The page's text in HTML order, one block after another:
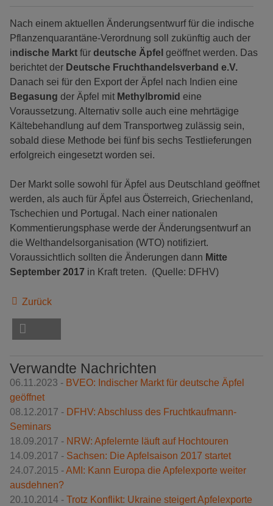
Nach einem aktuellen Änderungsentwurf für die indische
Pflanzenquarantäne-Verordnung soll zukünftig auch der
indische Markt für deutsche Äpfel geöffnet werden. Das
berichtet der Deutsche Fruchthandelsverband e.V.
Danach sei für den Export der Äpfel nach Indien eine
Begasung der Äpfel mit Methylbromid eine
Voraussetzung. Alternativ solle auch eine mehrtägige
Kältebehandlung auf dem Transportweg zulässig sein,
sobald diese Methode bei fünf bis sechs Testlieferungen
erfolgreich eingesetzt worden sei.
Der Markt solle sowohl für Äpfel aus Deutschland geöffnet
werden, als auch für Äpfel aus Österreich, Griechenland,
Tschechien und Portugal. Nach einer nationalen
Kommentierungsphase werde der Änderungsentwurf an
die Welthandelsorganisation (WTO) notifiziert.
Voraussichtlich sollten die Änderungen dann Mitte
September 2017 in Kraft treten. (Quelle: DFHV)
Zurück
Verwandte Nachrichten
06.11.2023 - BVEO: Indischer Markt für deutsche Äpfel
geöffnet
08.12.2017 - DFHV: Abschluss des Fruchtkaufmann-
Seminars
18.09.2017 - NRW: Apfelernte läuft auf Hochtouren
14.09.2017 - Sachsen: Die Apfelsaison 2017 startet
24.07.2015 -AMI: Kann Europa die Apfelexporte weiter
ausdehnen?
20.10.2014 - Trotz Konflikt: Ukraine steigert Apfelexporte